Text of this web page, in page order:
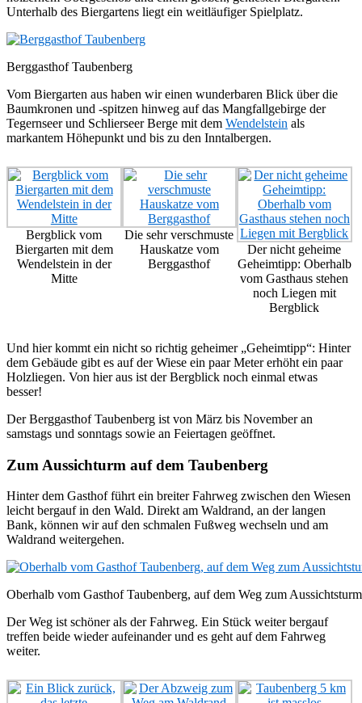
Unterhalb des Biergartens liegt ein weitläufiger Spielplatz.
Berggasthof Taubenberg
Vom Biergarten aus haben wir einen wunderbaren Blick über die
Baumkronen und -spitzen hinweg auf das Mangfallgebirge der
Tegernseer und Schlierseer Berge mit dem Wendelstein als
markantem Höhepunkt und bis zu den Inntalbergen.
Bergblick vom
Biergarten mit dem
Wendelstein in der
Mitte
Die sehr verschmuste
Hauskatze vom
Berggasthof
Der nicht geheime
Geheimtipp: Oberhalb
vom Gasthaus stehen
noch Liegen mit
Bergblick
Und hier kommt ein nicht so richtig geheimer „Geheimtipp“: Hinter
dem Gebäude gibt es auf der Wiese ein paar Meter erhöht ein paar
Holzliegen. Von hier aus ist der Bergblick noch einmal etwas
besser!
Der Berggasthof Taubenberg ist von März bis November an
samstags und sonntags sowie an Feiertagen geöffnet.
Zum Aussichturm auf dem Taubenberg
Hinter dem Gasthof führt ein breiter Fahrweg zwischen den Wiesen
leicht bergauf in den Wald. Direkt am Waldrand, an der langen
Bank, können wir auf den schmalen Fußweg wechseln und am
Waldrand weitergehen.
Oberhalb vom Gasthof Taubenberg, auf dem Weg zum Aussichtsturm
Der Weg ist schöner als der Fahrweg. Ein Stück weiter bergauf
treffen beide wieder aufeinander und es geht auf dem Fahrweg
weiter.